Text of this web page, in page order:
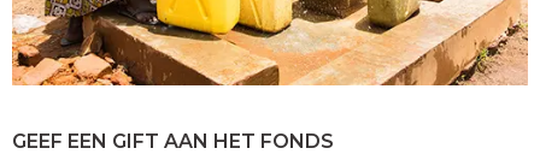
GEEF EEN GIFT AAN HET FONDS